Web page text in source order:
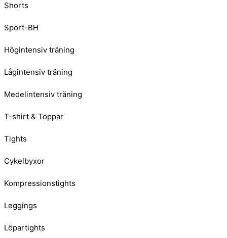
Shorts
Sport-BH
Högintensiv träning
Lågintensiv träning
Medelintensiv träning
T-shirt & Toppar
Tights
Cykelbyxor
Kompressionstights
Leggings
Löpartights